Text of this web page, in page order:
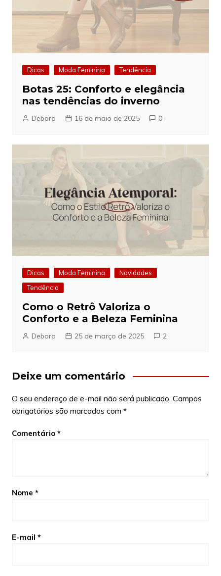
Dicas Moda Feminina Tendência
Botas 25: Conforto e elegância
nas tendências do inverno
Debora 16 de maio de 2025 0
Dicas Moda Feminina
Novidades
Tendência
Como o Retrô Valoriza o
Conforto e a Beleza Feminina
Debora 25 de março de 2025 2
Deixe um comentário
O seu endereço de e-mail não será publicado. Campos
obrigatórios são marcados com *
Comentário *
Nome *
E-mail *